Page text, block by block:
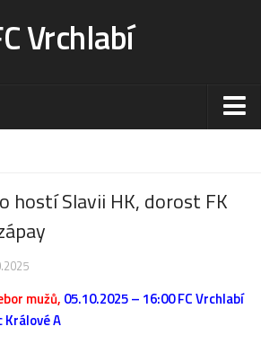
Vrchlabí
hostí Slavii HK, dorost FK
mužů, 05.10.2025 – 16:00 FC Vrchlabí
Králové A